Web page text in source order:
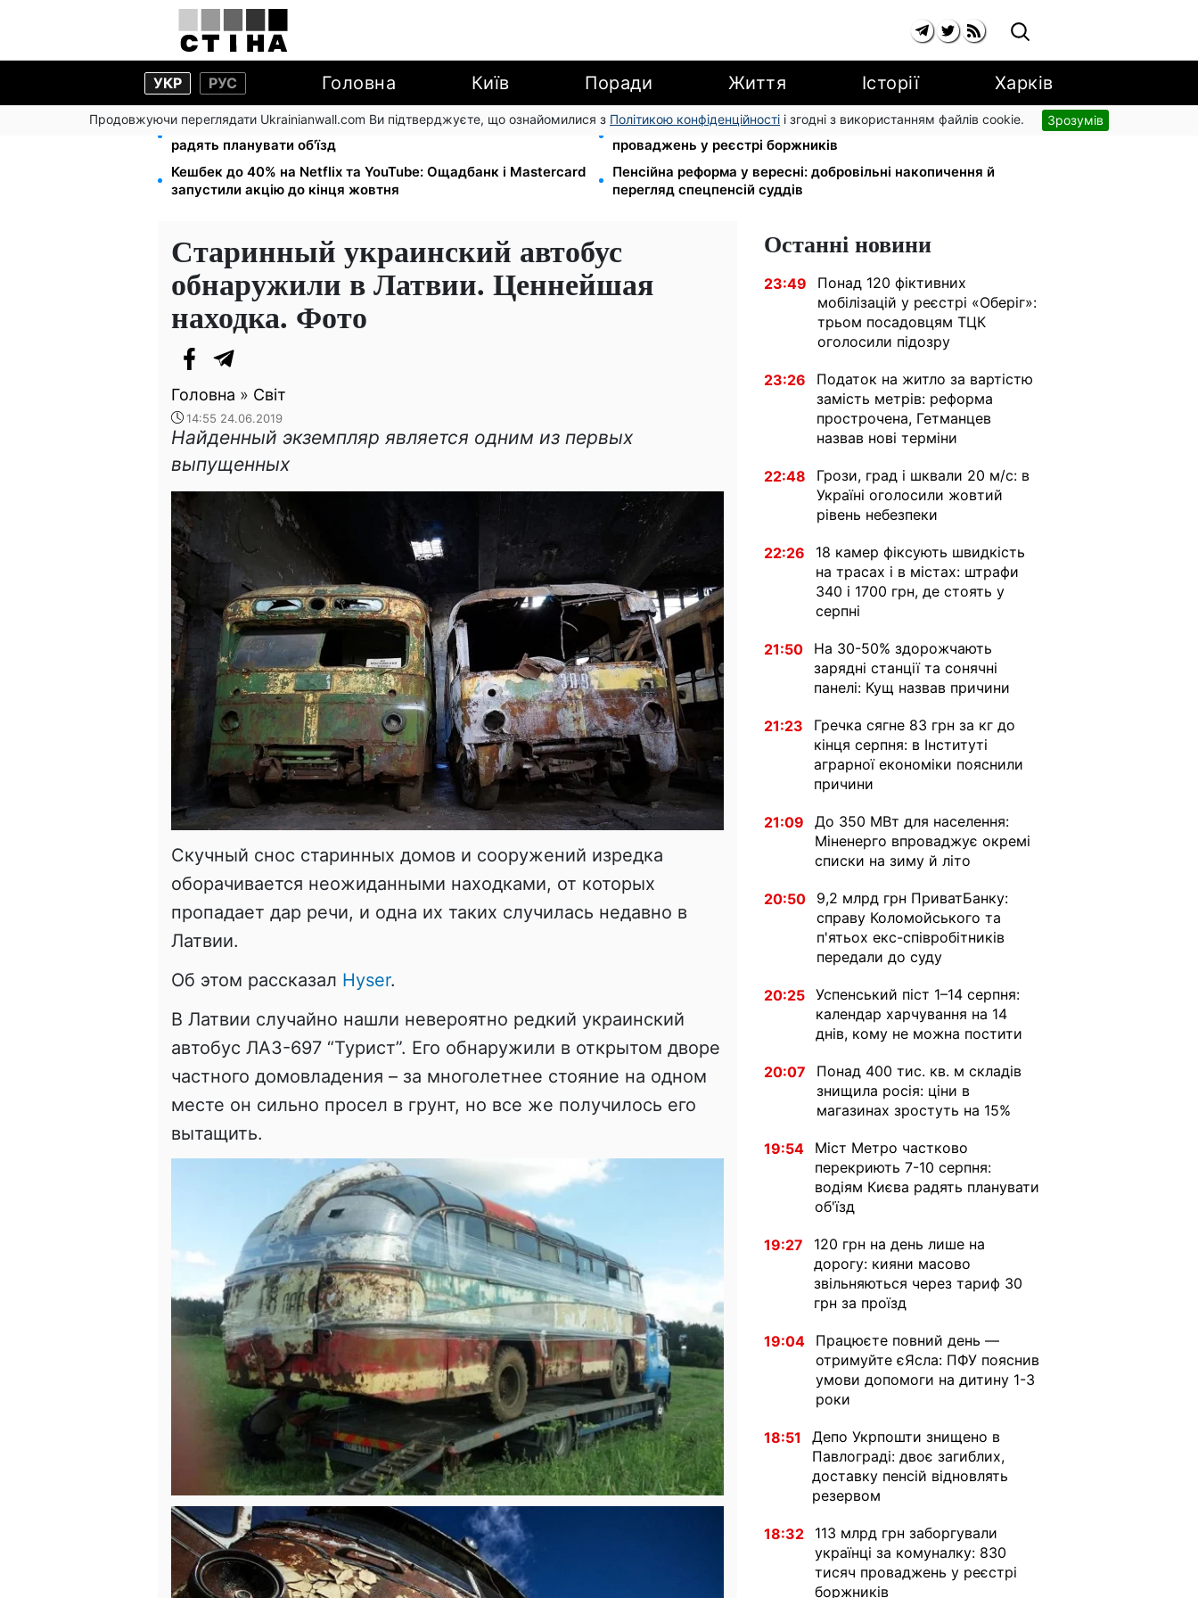
УКР РУС Головна Київ Поради Життя Історії Харків
Продовжуючи переглядати Ukrainianwall.com Ви підтверджуєте, що ознайомилися з Політикою конфіденційності і згодні з використанням файлів cookie. Зрозумів
Міст Метро частково перекриють 7-10 серпня: водіям Києва
радять планувати об'їзд
113 млрд грн заборгували українці за комуналку: 830 тисяч
проваджень у реєстрі боржників
Кешбек до 40% на Netflix та YouTube: Ощадбанк і Mastercard
запустили акцію до кінця жовтня
Пенсійна реформа у вересні: добровільні накопичення й
перегляд спецпенсій суддів
Старинный украинский автобус
обнаружили в Латвии. Ценнейшая
находка. Фото
Головна » Світ
14:55 24.06.2019
Найденный экземпляр является одним из первых
выпущенных
Скучный снос старинных домов и сооружений изредка
оборачивается неожиданными находками, от которых
пропадает дар речи, и одна их таких случилась недавно в
Латвии.
Об этом рассказал Нyser.
В Латвии случайно нашли невероятно редкий украинский
автобус ЛАЗ-697 “Турист”. Его обнаружили в открытом дворе
частного домовладения – за многолетнее стояние на одном
месте он сильно просел в грунт, но все же получилось его
вытащить.
Останні новини
23:49
Понад 120 фіктивних
мобілізацій у реєстрі «Оберіг»:
трьом посадовцям ТЦК
оголосили підозру
23:26
Податок на житло за вартістю
замість метрів: реформа
прострочена, Гетманцев
назвав нові терміни
22:48
Грози, град і шквали 20 м/с: в
Україні оголосили жовтий
рівень небезпеки
22:26
18 камер фіксують швидкість
на трасах і в містах: штрафи
340 і 1700 грн, де стоять у
серпні
21:50
На 30-50% здорожчають
зарядні станції та сонячні
панелі: Кущ назвав причини
21:23
Гречка сягне 83 грн за кг до
кінця серпня: в Інституті
аграрної економіки пояснили
причини
21:09
До 350 МВт для населення:
Міненерго впроваджує окремі
списки на зиму й літо
20:50
9,2 млрд грн ПриватБанку:
справу Коломойського та
п'ятьох екс-співробітників
передали до суду
20:25 Успенський піст 1–14 серпня:
календар харчування на 14
днів, кому не можна постити
20:07
Понад 400 тис. кв. м складів
знищила росія: ціни в
магазинах зростуть на 15%
19:54
Міст Метро частково
перекриють 7-10 серпня:
водіям Києва радять планувати
об'їзд
19:27
120 грн на день лише на
дорогу: кияни масово
звільняються через тариф 30
грн за проїзд
19:04
Працюєте повний день —
отримуйте єЯсла: ПФУ пояснив
умови допомоги на дитину 1-3
роки
18:51
Депо Укрпошти знищено в
Павлограді: двоє загиблих,
доставку пенсій відновлять
резервом
18:32
113 млрд грн заборгували
українці за комуналку: 830
тисяч проваджень у реєстрі
боржників